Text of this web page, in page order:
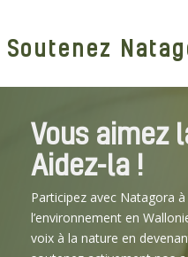
Soutenez
Vous aimez
Aidez-la !
Participez avec Natagora
l’environnement en
voix à la nature en